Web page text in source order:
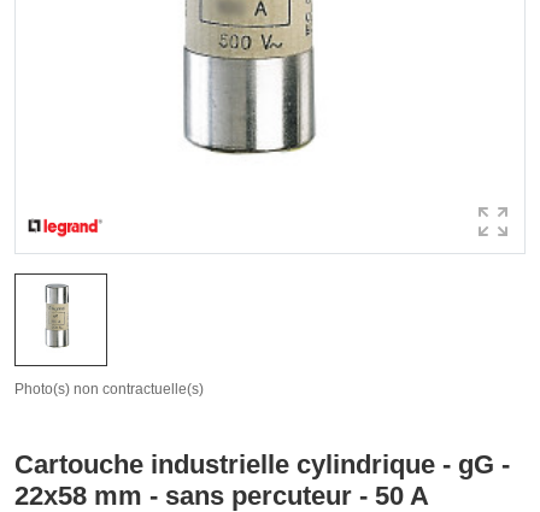
Photo(s) non contractuelle(s)
Cartouche industrielle cylindrique - gG -
22x58 mm - sans percuteur - 50 A